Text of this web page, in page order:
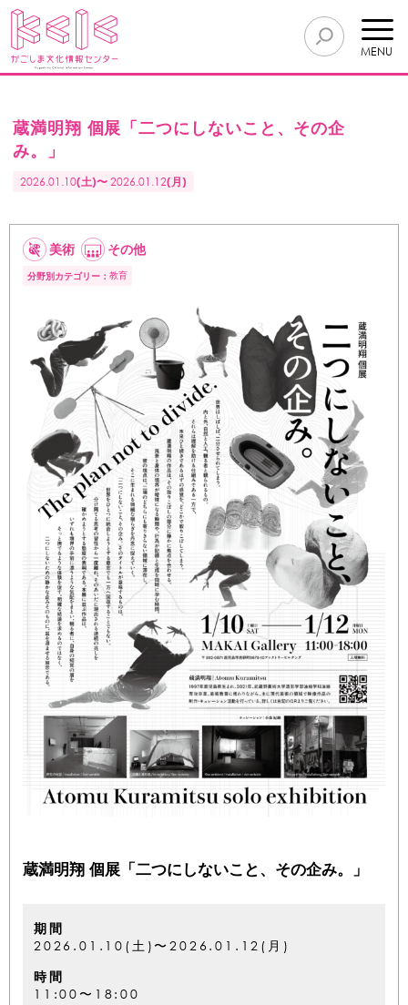
MENU
蔵満明翔 個展「二つにしないこと、その企
み。」
2026.01.10(土)〜2026.01.12(月)
美術 その他
分野別カテゴリー： 教育
蔵満明翔 個展「二つにしないこと、その企み。」
期間
2026.01.10(土)〜2026.01.12(月)
時間
11:00〜18:00